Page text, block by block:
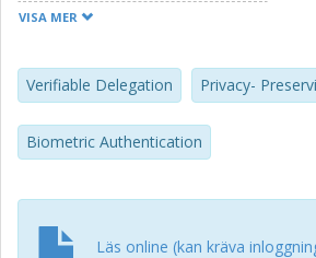
of Yasuda et al.’s BAP and present a
Backes et al.’s [4] verifiable
the possible misbehaviours of a
server.
VISA MER
Verifiable Delegation Privacy-
Biometric Authentication
Läs online (kan kräva